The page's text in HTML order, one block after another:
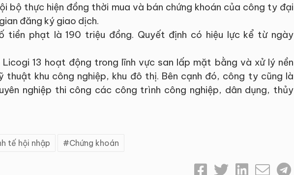
bộ thực hiện đồng thời mua và bán chứng khoán của công ty đại
đăng ký giao dịch.
tiền phạt là 190 triệu đồng. Quyết định có hiệu lực kể từ ngày
13 hoạt động trong lĩnh vực san lấp mặt bằng và xử lý nền
thuật khu công nghiệp, khu đô thị. Bên cạnh đó, công ty cũng là
nghiệp thi công các công trình công nghiệp, dân dụng, thủy
tế hội nhập Chứng khoán